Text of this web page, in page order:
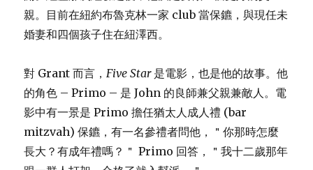
親。目前在紐約布魯克林一家 club 當保鑣，與現任未
婚妻和四個孩子住在紐澤西。
對 Grant 而言， Five Star是電影，也是他的故事。他
的角色 – Primo – 是 John 的良師兼父親兼敵人。電
影中有一景是 Primo 擔任猶太人成人禮 (bar
mitzvah) 保鑣，有一名參禮者問他，＂你那時怎麼
長大？有成年禮嗎？＂ Primo 回答，＂我十二歲那年